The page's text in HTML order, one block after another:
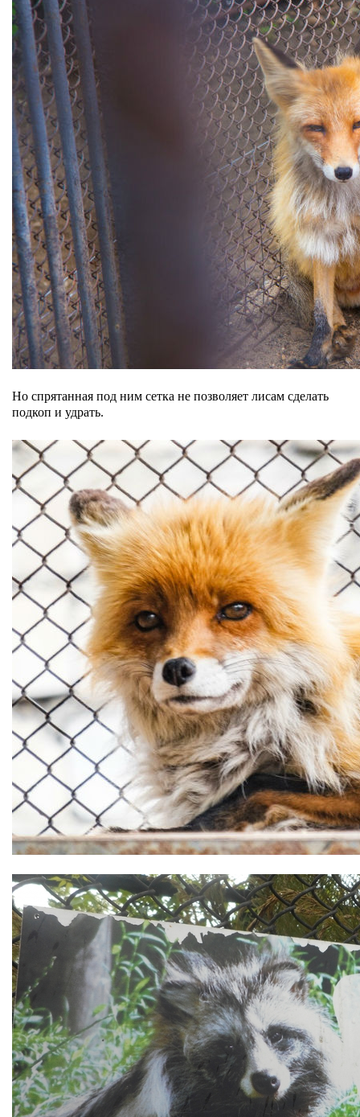
Но спрятанная под ним сетка не позволяет лисам сделать
подкоп и удрать.